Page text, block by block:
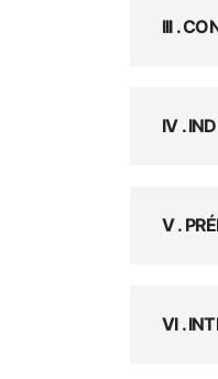
III .
IV .
V .
VI .